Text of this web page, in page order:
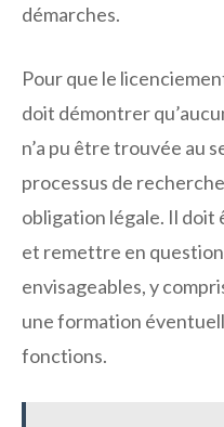
démarches.
Pour que le
doit démontrer
n’a pu être trouvée au
processus de
obligation légale. Il
et remettre en
envisageables, y
une formation
fonctions.